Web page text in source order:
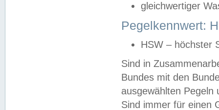
gleichwertiger
Pegelkennwert:
HSW – höchster
Sind in
Bundes mit den
ausgewählten
Sind immer für einen